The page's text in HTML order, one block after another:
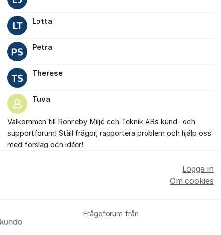
Lotta
Petra
Therese
Tuva
Om forumet
Välkommen till Ronneby Miljö och Teknik ABs kund- och
supportforum! Ställ frågor, rapportera problem och hjälp oss
med förslag och idéer!
Frågeforum från
Logga in
Om cookies